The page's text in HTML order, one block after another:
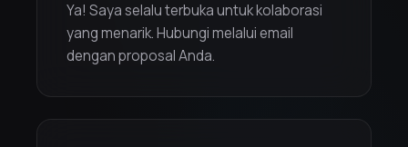
Ya! Saya selalu terbuka untuk kolaborasi
yang menarik. Hubungi melalui email
dengan proposal Anda.